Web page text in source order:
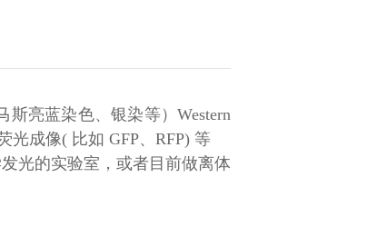
亮蓝染色、银染等）Western
光成像( 比如 GFP、RFP) 等
光的实验室，或者目前做离体